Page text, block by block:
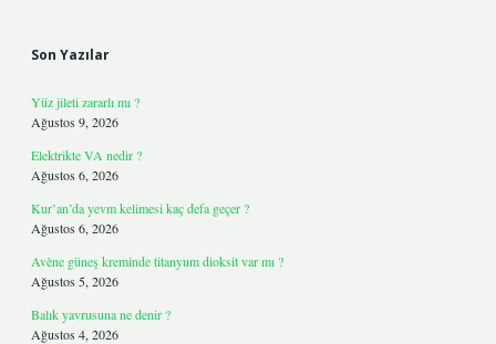
Son Yazılar
Yüz jileti zararlı mı ?
Ağustos 9, 2026
Elektrikte VA nedir ?
Ağustos 6, 2026
Kur’an’da yevm kelimesi kaç defa geçer ?
Ağustos 6, 2026
Avène güneş kreminde titanyum dioksit var mı ?
Ağustos 5, 2026
Balık yavrusuna ne denir ?
Ağustos 4, 2026